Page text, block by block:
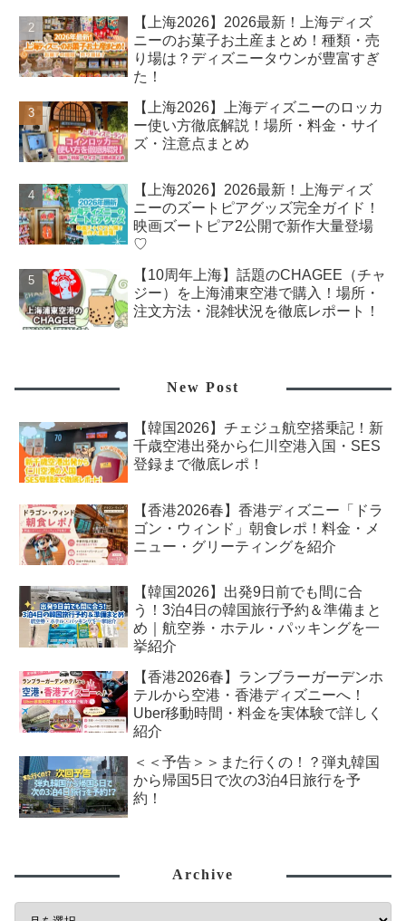
【上海2026】2026最新！上海ディズ
ニーのお菓子お土産まとめ！種類・売
り場は？ディズニータウンが豊富すぎ
た！
【上海2026】上海ディズニーのロッカ
ー使い方徹底解説！場所・料金・サイ
ズ・注意点まとめ
【上海2026】2026最新！上海ディズ
ニーのズートピアグッズ完全ガイド！
映画ズートピア2公開で新作大量登場
♡
【10周年上海】話題のCHAGEE（チャ
ジー）を上海浦東空港で購入！場所・
注文方法・混雑状況を徹底レポート！
New Post
【韓国2026】チェジュ航空搭乗記！新
千歳空港出発から仁川空港入国・SES
登録まで徹底レポ！
【香港2026春】香港ディズニー「ドラ
ゴン・ウィンド」朝食レポ！料金・メ
ニュー・グリーティングを紹介
【韓国2026】出発9日前でも間に合
う！3泊4日の韓国旅行予約＆準備まと
め｜航空券・ホテル・パッキングを一
挙紹介
【香港2026春】ランブラーガーデンホ
テルから空港・香港ディズニーへ！
Uber移動時間・料金を実体験で詳しく
紹介
＜＜予告＞＞また行くの！？弾丸韓国
から帰国5日で次の3泊4日旅行を予
約！
Archive